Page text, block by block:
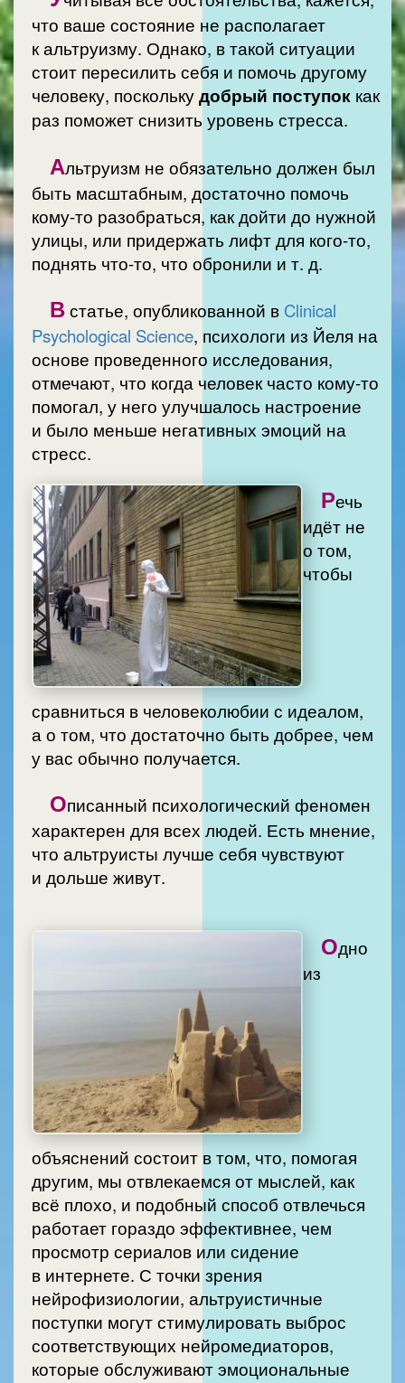
что ваше состояние не располагает
к альтруизму. Однако, в такой ситуации
стоит пересилить себя и помочь другому
человеку, посколькудобрый поступок как
раз поможет снизить уровень стресса.
Альтруизм не обязательно должен был
быть масштабным, достаточно помочь
кому-то разобраться, как дойти до нужной
улицы, или придержать лифт для кого-то,
поднять что-то, что обронили и т. д.
Встатье, опубликованной в Clinical
Psychological Science, психологи из Йеля на
основе проведенного исследования,
отмечают, что когда человек часто кому-то
помогал, у него улучшалось настроение
и было меньше негативных эмоций на
стресс.
Речь
идёт не
о том,
чтобы
сравниться в человеколюбии с идеалом,
а о том, что достаточно быть добрее, чем
у вас обычно получается.
Описанный психологический феномен
характерен для всех людей. Есть мнение,
что альтруисты лучше себя чувствуют
и дольше живут.
Одно
из
объяснений состоит в том, что, помогая
другим, мы отвлекаемся от мыслей, как
всё плохо, и подобный способ отвлечься
работает гораздо эффективнее, чем
просмотр сериалов или сидение
в интернете. С точки зрения
нейрофизиологии, альтруистичные
поступки могут стимулировать выброс
соответствующих нейромедиаторов,
которые обслуживают эмоциональные